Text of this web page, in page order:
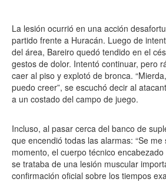
La lesión ocurrió en una acción
partido frente a Huracán. Luego de
del área, Bareiro quedó tendido en el
gestos de dolor. Intentó continuar, pero
caer al piso y explotó de bronca.
puedo creer”, se escuchó decir al
a un costado del campo de juego.
Incluso, al pasar cerca del banco de
que encendió todas las alarmas: “Se me
momento, el cuerpo técnico
se trataba de una lesión muscular
confirmación oficial sobre los tiempos